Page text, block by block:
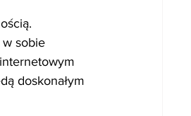
w sobie
doskonałym